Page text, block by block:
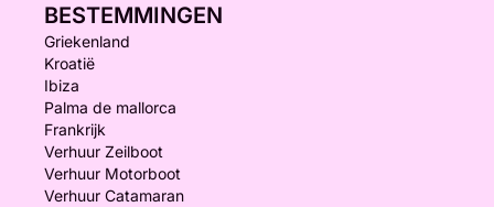
BESTEMMINGEN
Griekenland
Kroatië
Ibiza
Palma de mallorca
Frankrijk
Verhuur Zeilboot
Verhuur Motorboot
Verhuur Catamaran